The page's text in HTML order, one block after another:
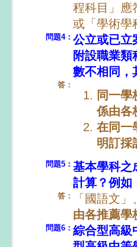
程科目」應
或「學術學
問題4： 公立或已立
附設職業
數不相同，
答：
同一
係由各
在同一
明訂採
問題5： 基本學科之
計算？例如
答：
「國語文
由各推薦學
問題6： 綜合型高級